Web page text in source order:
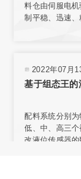
料仓由伺服电
制平稳、迅速
量，称量模块
2022年07月
基于组态王
配料系统分别
低、中、高三
改液位传感器